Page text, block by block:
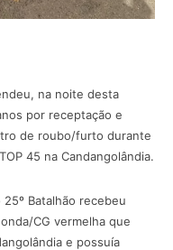
na noite desta
por receptação e
de roubo/furto durante
45 na Candangolândia.
Batalhão recebeu
CG vermelha que
e possuía